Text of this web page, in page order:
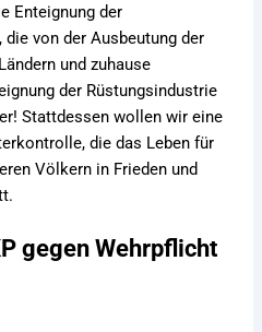
Enteignung der
die von der Ausbeutung der
und zuhause
der Rüstungsindustrie
Stattdessen wollen wir eine
die das Leben für
Völkern in Frieden und
gegen Wehrpflicht